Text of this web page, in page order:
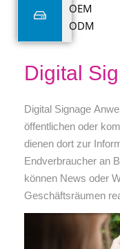
OEM
ODM
Digital
Digital Signage
öffentlichen oder
dienen dort zur
Endverbraucher an
können News oder
Geschäftsräumen